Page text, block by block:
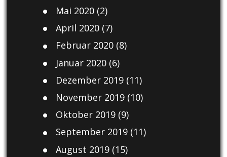
Mai 2020(2)
April 2020(7)
Februar 2020(8)
Januar 2020(6)
Dezember 2019(11)
November 2019(10)
Oktober 2019(9)
September 2019(11)
August 2019(15)